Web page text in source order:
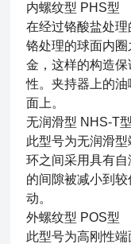
内螺纹型 PHS型
在经过铬酸盐处
铬处理的球面内
金，这样的构造
性。夹持器上的
面上。
无润滑型 NHS-T型
此型号为无润滑
环之间采用具有
的间隙被减小到
动。
外螺纹型 POS型
此型号为高刚性